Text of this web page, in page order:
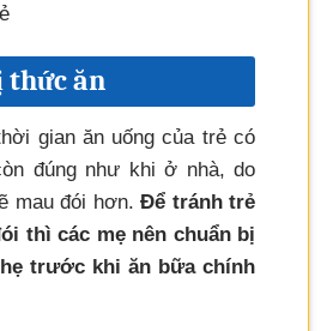
thức ăn
gian ăn uống của trẻ có
đúng như khi ở nhà, do
mau đói hơn. Để tránh trẻ
thì các mẹ nên chuẩn bị
trước khi ăn bữa chính